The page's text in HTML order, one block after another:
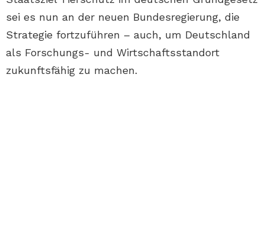
sei es nun an der neuen Bundesregierung, die
Strategie fortzuführen – auch, um Deutschland
als Forschungs- und Wirtschaftsstandort
zukunftsfähig zu machen.